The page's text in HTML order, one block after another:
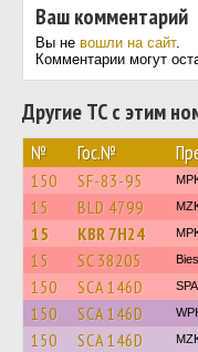
Ваш комментарий
Вы не вошли на сайт.
Комментарии могут
Другие ТС с этим
№ Гос.№
150 SF-83-95
15 BLD 4799
15 KBR 7H24
15 SC 38205
150 SCA 146D
150 SCA 146D
150 SCA 146D